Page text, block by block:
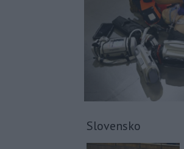
Slovensko